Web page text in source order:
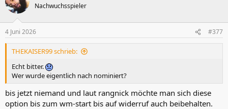
Nachwuchsspieler
4 Juni 2026 #377
THEKAISER99 schrieb:
Echt bitter.
Wer wurde eigentlich nach nominiert?
bis jetzt niemand und laut rangnick möchte man sich diese
option bis zum wm-start bis auf widerruf auch beibehalten.